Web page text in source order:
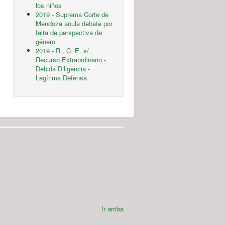
los niños
2019 - Suprema Corte de
Mendoza anula debate por
falta de perspectiva de
género
2019 - R., C. E. s/
Recurso Extraordinario -
Debida Diligencia -
Legítima Defensa
Ir arriba